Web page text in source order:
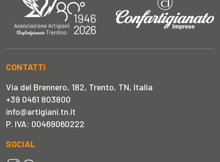
CONTATTI
Via del Brennero, 182, Trento, TN, Italia
+39 0461 803800
info@artigiani.tn.it
P. IVA: 00469060222
SOCIAL